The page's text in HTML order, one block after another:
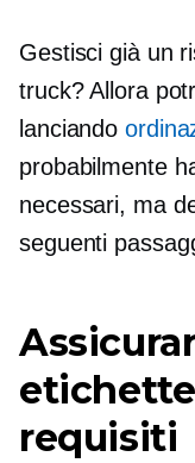
Gestisci già un
truck? Allora
lanciando
probabilmente
necessari, ma
seguenti
requisiti